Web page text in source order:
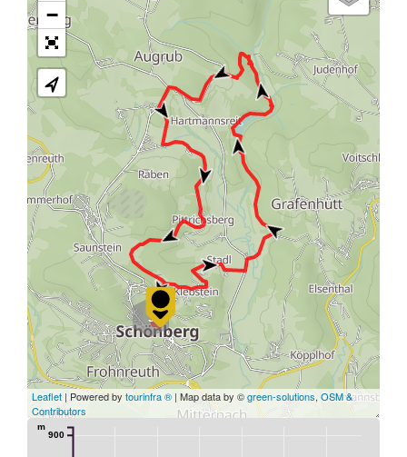
3
−
Leaflet | Powered bytourinfra ® | Map data by ©green-solutions, OSM &
Contributors
900
m